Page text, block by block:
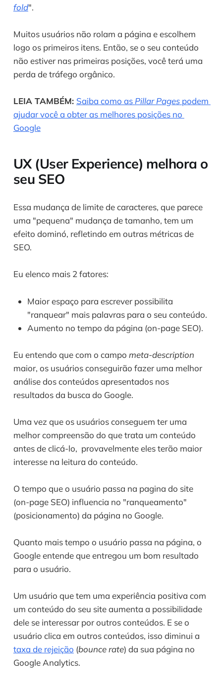
fold".
Muitos usuários não rolam a página e escolhem
logo os primeiros itens. Então, se o seu conteúdo
não estiver nas primeiras posições, você terá uma
perda de tráfego orgânico.
LEIA TAMBÉM: Saiba como as Pillar Pages podem
ajudar você a obter as melhores posições no
Google
UX (User Experience) melhora o
seu SEO
Essa mudança de limite de caracteres, que parece
uma "pequena" mudança de tamanho, tem um
efeito dominó, refletindo em outras métricas de
SEO.
Eu elenco mais 2 fatores:
Maior espaço para escrever possibilita
"ranquear" mais palavras para o seu conteúdo.
Aumento no tempo da página (on-page SEO).
Eu entendo que com o campo meta-description
maior, os usuários conseguirão fazer uma melhor
análise dos conteúdos apresentados nos
resultados da busca do Google.
Uma vez que os usuários conseguem ter uma
melhor compreensão do que trata um conteúdo
antes de clicá-lo,  provavelmente eles terão maior
interesse na leitura do conteúdo.
O tempo que o usuário passa na pagina do site
(on-page SEO) influencia no "ranqueamento"
(posicionamento) da página no Google.
Quanto mais tempo o usuário passa na página, o
Google entende que entregou um bom resultado
para o usuário.
Um usuário que tem uma experiência positiva com
um conteúdo do seu site aumenta a possibilidade
dele se interessar por outros conteúdos. E se o
taxa de rejeição (bounce rate) da sua página no
Google Analytics.